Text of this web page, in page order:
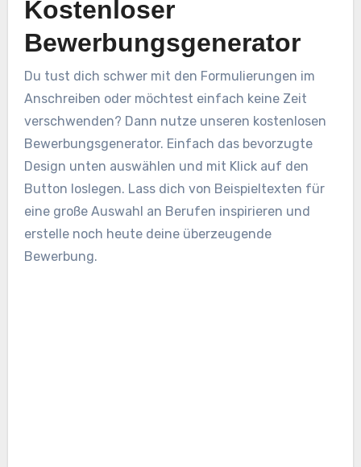
Kostenloser
Bewerbungsgenerator
Du tust dich schwer mit den Formulierungen im
Anschreiben oder möchtest einfach keine Zeit
verschwenden? Dann nutze unseren kostenlosen
Bewerbungsgenerator. Einfach das bevorzugte
Design unten auswählen und mit Klick auf den
Button loslegen. Lass dich von Beispieltexten für
eine große Auswahl an Berufen inspirieren und
erstelle noch heute deine überzeugende
Bewerbung.